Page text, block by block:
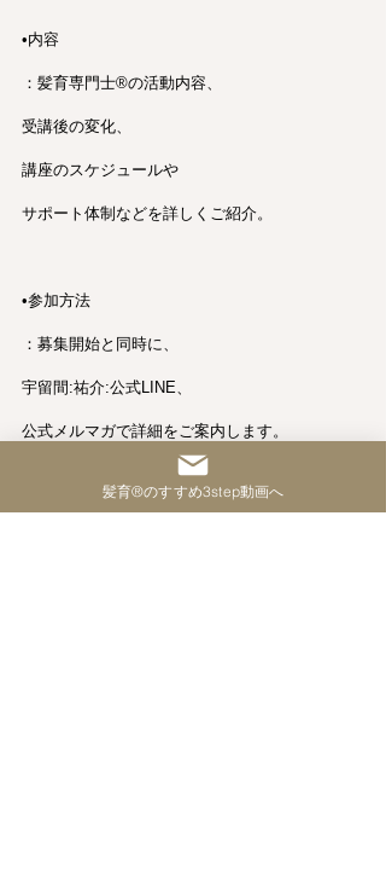
•内容
：髪育専門士®︎の活動内容、
受講後の変化、
講座のスケジュールや
サポート体制などを詳しくご紹介。
•参加方法
：募集開始と同時に、
宇留間:祐介:公式LINE、
公式メルマガで詳細をご案内します。
＝＝＝＝＝＝＝＝＝＝＝＝
髪育®︎のすすめ3step動画へ